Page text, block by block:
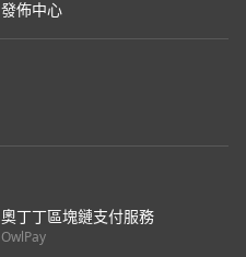
發佈中心
奧丁丁區塊鏈支付服務
OwlPay